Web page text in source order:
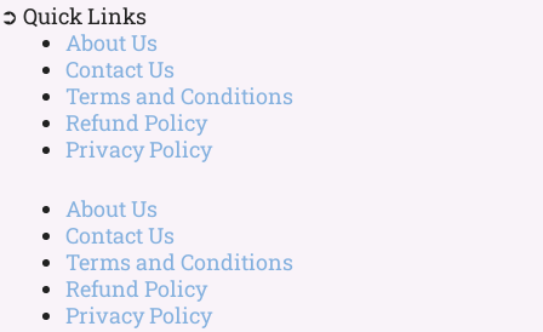
➲ Quick Links
About Us
Contact Us
Terms and Conditions
Refund Policy
Privacy Policy
About Us
Contact Us
Terms and Conditions
Refund Policy
Privacy Policy